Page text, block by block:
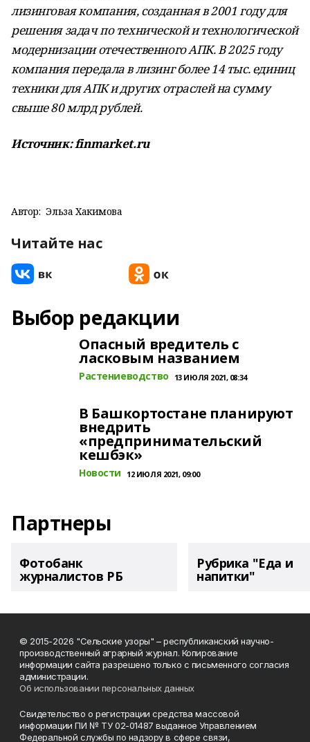
лизинговая компания, созданная в 2001 году для
решения задач по технической и технологической
модернизации отечественного АПК. В 2025 году
компания передала в лизинг более 14 тыс. единиц
техники для АПК и других отраслей на сумму
свыше 80 млрд рублей.
Источник: finmarket.ru
Автор: Эльза Хакимова
Читайте нас
Выбор редакции
Опасный вредитель с
ласковым названием
Растениеводство 13 ИЮЛЯ 2021, 08:34
В Башкортостане планируют
внедрить
«предпринимательский
кешбэк»
Новости 12 ИЮЛЯ 2021, 09:00
Партнеры
Фотобанк
журналистов РБ
Рубрика "Еда и
напитки"
© 2015-2026 "Сельские узоры" – республиканский научно-
производственный аграрный журнал. Копирование
информации сайта разрешено только с письменного согласия
администрации.
Об использовании персональных данных
Свидетельство о регистрации средства массовой
информации ПИ № ТУ 02-01487 выданное Управлением
Федеральной службы по надзору в сфере связи,